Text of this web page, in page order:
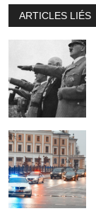
ARTICLES LIÉS